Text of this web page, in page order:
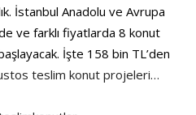
İstanbul Anadolu ve Avrupa
ve farklı fiyatlarda 8 konut
İşte 158 bin TL’den
teslim konut projeleri…